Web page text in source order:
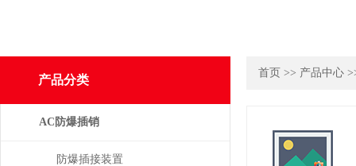
产品分类
AC防爆插销
防爆插接装置
首页 >> 产品中心